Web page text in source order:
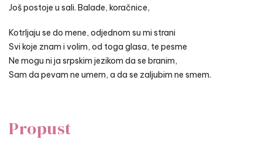
Još postoje u sali. Balade, koračnice,
Kotrljaju se do mene, odjednom su mi strani
Svi koje znam i volim, od toga glasa, te pesme
Ne mogu ni ja srpskim jezikom da se branim,
Sam da pevam ne umem, a da se zaljubim ne smem.
Propust